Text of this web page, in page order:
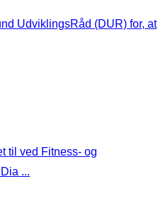
UdviklingsRåd (DUR) for, at
til ved Fitness- og
...